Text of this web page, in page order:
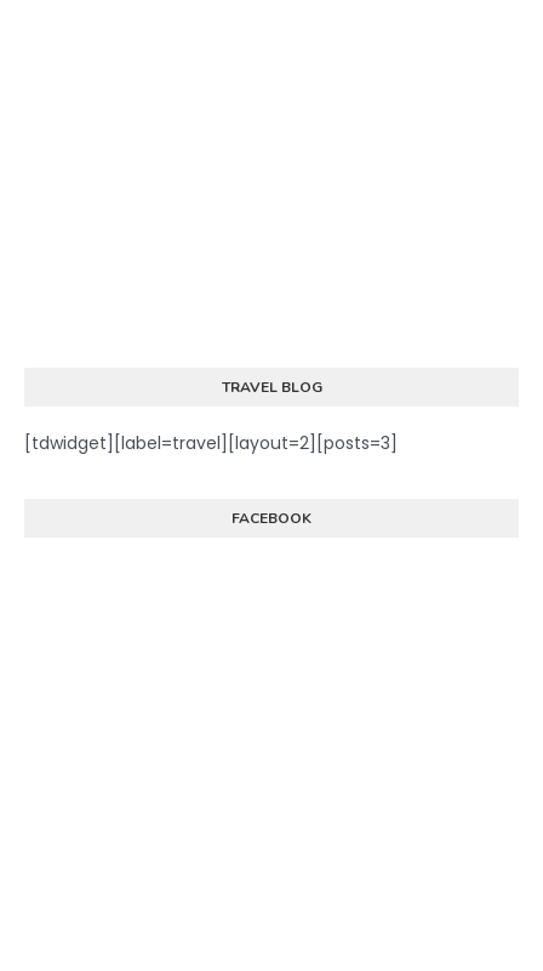
TRAVEL BLOG
[tdwidget][label=travel][layout=2][posts=3]
FACEBOOK